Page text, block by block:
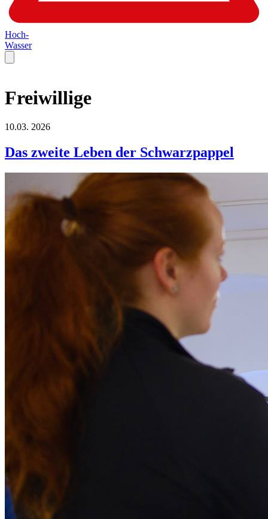
Hoch-
Wasser
Freiwillige
10.03. 2026
Das zweite Leben der Schwarzpappel